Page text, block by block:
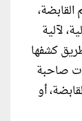
لآلية
كشفها
صاحبة
أو